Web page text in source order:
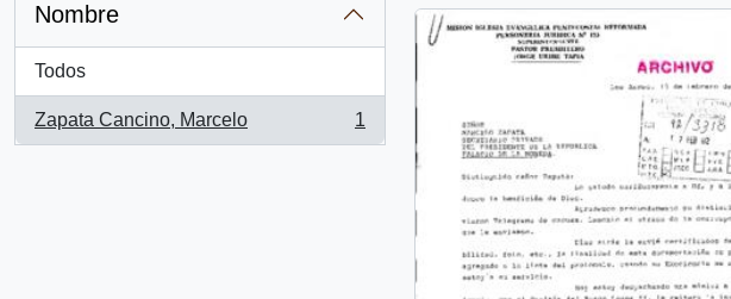
Nombre
Todos
Zapata Cancino, Marcelo
, 1 resultados
1